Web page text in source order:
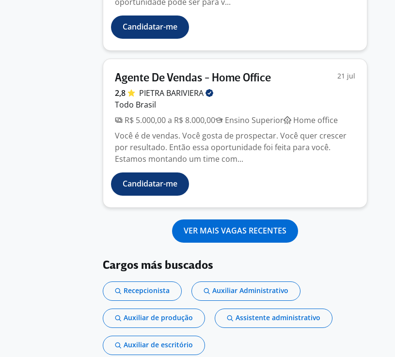
Candidatar-me
Agente De Vendas - Home Office 21 jul
2,8 PIETRA BARIVIERA
Todo Brasil
R$ 5.000,00 a R$ 8.000,00
Ensino Superior
Home office
Você é de vendas. Você gosta de prospectar. Você quer crescer
por resultado. Então essa oportunidade foi feita para você.
Estamos montando um time com...
Candidatar-me
VER MAIS VAGAS RECENTES
Cargos más buscados
Recepcionista Auxiliar Administrativo
Auxiliar de produção Assistente administrativo
Auxiliar de escritório